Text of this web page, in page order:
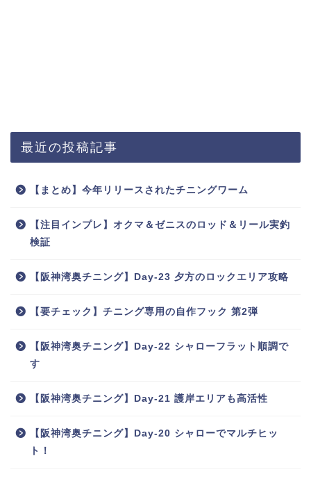
最近の投稿記事
【まとめ】今年リリースされたチニングワーム
【注目インプレ】オクマ＆ゼニスのロッド＆リール実釣
検証
【阪神湾奥チニング】Day-23 夕方のロックエリア攻略
【要チェック】チニング専用の自作フック 第2弾
【阪神湾奥チニング】Day-22 シャローフラット順調で
す
【阪神湾奥チニング】Day-21 護岸エリアも高活性
【阪神湾奥チニング】Day-20 シャローでマルチヒッ
ト！